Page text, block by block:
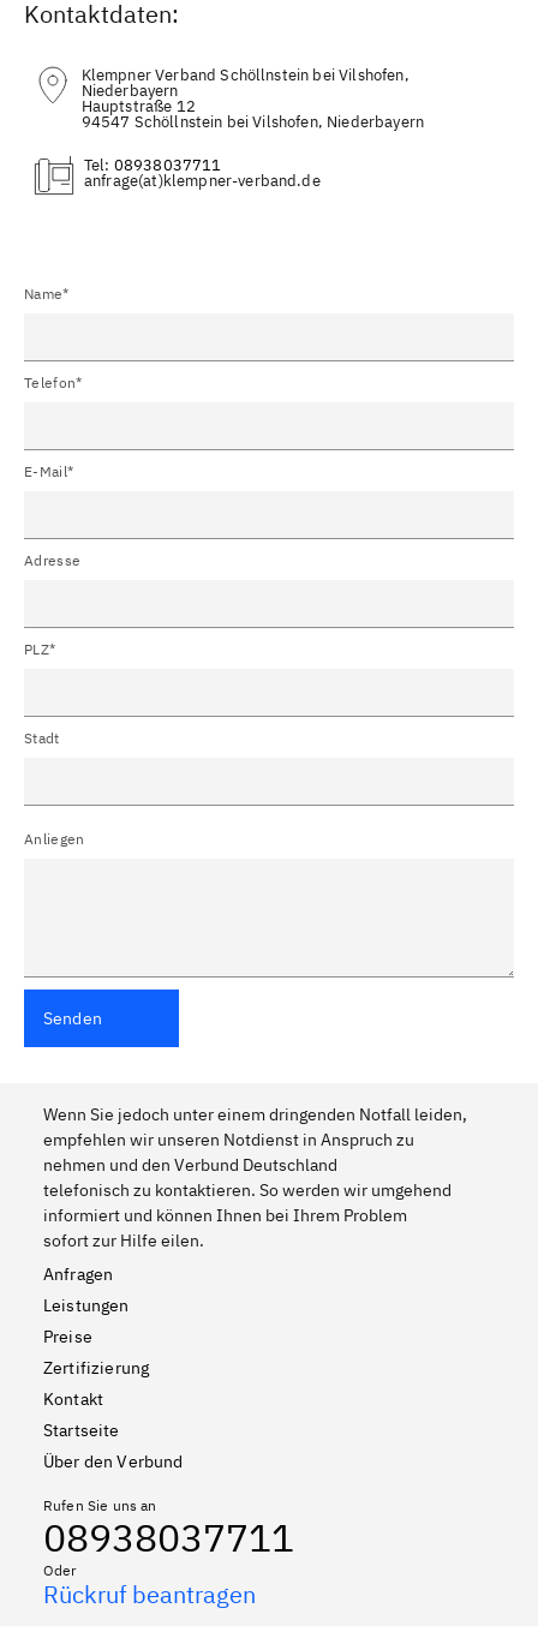
Kontaktdaten:
Klempner Verband Schöllnstein bei Vilshofen,
Niederbayern
Hauptstraße 12
94547 Schöllnstein bei Vilshofen, Niederbayern
Tel: 08938037711
(at)
Name*
Telefon*
E-Mail*
Adresse
PLZ*
Stadt
Anliegen
Senden
Wenn Sie jedoch unter einem dringenden Notfall leiden,
empfehlen wir unseren Notdienst in Anspruch zu
nehmen und den Verbund Deutschland
telefonisch zu kontaktieren. So werden wir umgehend
informiert und können Ihnen bei Ihrem Problem
sofort zur Hilfe eilen.
Anfragen
Leistungen
Preise
Zertifizierung
Kontakt
Startseite
Über den Verbund
Rufen Sie uns an
08938037711
Oder
Rückruf beantragen